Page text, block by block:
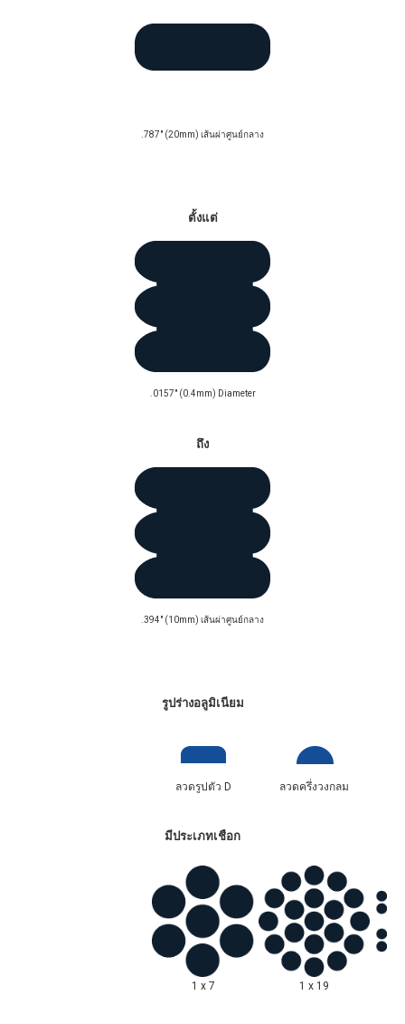
.787" (20mm) เส้นผ่าศูนย์กลาง
ตั้งแต่
.0157" (0.4mm) Diameter
ถึง
.394" (10mm) เส้นผ่าศูนย์กลาง
รูปร่างอลูมิเนียม
ลวดรูปตัว D ลวดครึ่งวงกลม
มีประเภทเชือก
1 x 7 1 x 19